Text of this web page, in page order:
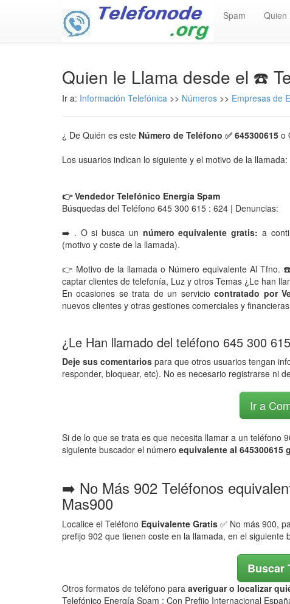
Spam Quien
Quien le Llama desde el ☎️
Ir a: Información Telefónica >> Números >> Empresas de
¿ De Quién es este Número de Teléfono ✅ 645300615 o
Los usuarios indican lo siguiente y el motivo de la llamada:
👉 Vendedor Telefónico Energía Spam
Búsquedas del Teléfono 645 300 615 : 624 | Denuncias:
➡️ . O si busca un número equivalente gratis: a
(motivo y coste de la llamada).
👉 Motivo de la llamada o Número equivalente Al Tfno.
captar clientes de telefonía, Luz y otros Temas ¿Le han
En ocasiones se trata de un serviciocontratado por
nuevos clientes y otras gestiones comerciales y
¿Le Han llamado del teléfono 645 300
Deje sus comentarios para que otros usuarios tengan
responder, bloquear, etc). No es necesario registrarse ni
Ir a
Si de lo que se trata es que necesita llamar a un teléfono
siguiente buscador el número equivalente al 645300615
➡️ No Más 902 Teléfonos
Mas900
Localice el Teléfono Equivalente Gratis ✅ No más 900,
prefijo 902 que tienen coste en la llamada, en el siguiente
Buscar
Otros formatos de teléfono para averiguar o localizar
Telefónico Energía Spam : Con Prefijo Internacional